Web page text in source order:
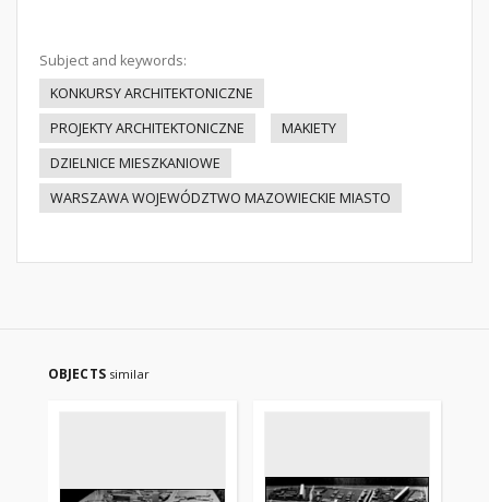
Subject and keywords:
KONKURSY ARCHITEKTONICZNE
PROJEKTY ARCHITEKTONICZNE
MAKIETY
DZIELNICE MIESZKANIOWE
WARSZAWA WOJEWÓDZTWO MAZOWIECKIE MIASTO
OBJECTS similar